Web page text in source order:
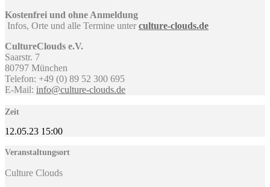
Kostenfrei und ohne Anmeldung
Infos, Orte und alle Termine unter culture-clouds.de
CultureClouds e.V.
Saarstr. 7
80797 München
Telefon: +49 (0) 89 52 300 695
E-Mail: info@culture-clouds.de
Zeit
12.05.23 15:00
Veranstaltungsort
Culture Clouds